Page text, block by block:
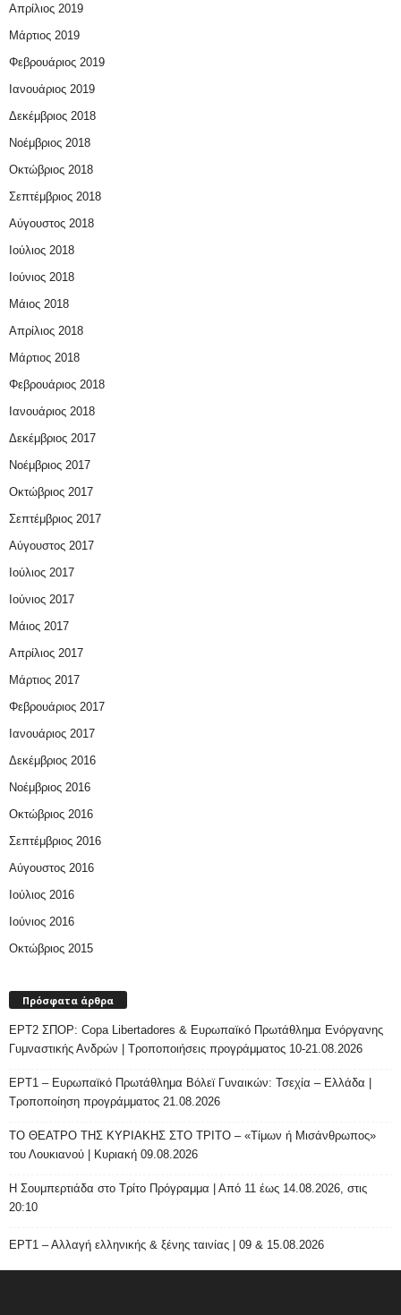
Απρίλιος 2019
Μάρτιος 2019
Φεβρουάριος 2019
Ιανουάριος 2019
Δεκέμβριος 2018
Νοέμβριος 2018
Οκτώβριος 2018
Σεπτέμβριος 2018
Αύγουστος 2018
Ιούλιος 2018
Ιούνιος 2018
Μάιος 2018
Απρίλιος 2018
Μάρτιος 2018
Φεβρουάριος 2018
Ιανουάριος 2018
Δεκέμβριος 2017
Νοέμβριος 2017
Οκτώβριος 2017
Σεπτέμβριος 2017
Αύγουστος 2017
Ιούλιος 2017
Ιούνιος 2017
Μάιος 2017
Απρίλιος 2017
Μάρτιος 2017
Φεβρουάριος 2017
Ιανουάριος 2017
Δεκέμβριος 2016
Νοέμβριος 2016
Οκτώβριος 2016
Σεπτέμβριος 2016
Αύγουστος 2016
Ιούλιος 2016
Ιούνιος 2016
Οκτώβριος 2015
Πρόσφατα άρθρα
ΕΡΤ2 ΣΠΟΡ: Copa Libertadores & Ευρωπαϊκό Πρωτάθλημα Ενόργανης
Γυμναστικής Ανδρών | Τροποποιήσεις προγράμματος 10-21.08.2026
ΕΡΤ1 – Ευρωπαϊκό Πρωτάθλημα Βόλεϊ Γυναικών: Τσεχία – Ελλάδα |
Τροποποίηση προγράμματος 21.08.2026
ΤΟ ΘΕΑΤΡΟ ΤΗΣ ΚΥΡΙΑΚΗΣ ΣΤΟ ΤΡΙΤΟ – «Τίμων ή Μισάνθρωπος»
του Λουκιανού | Κυριακή 09.08.2026
H Σουμπερτιάδα στο Τρίτο Πρόγραμμα | Από 11 έως 14.08.2026, στις
20:10
ΕΡΤ1 – Αλλαγή ελληνικής & ξένης ταινίας | 09 & 15.08.2026